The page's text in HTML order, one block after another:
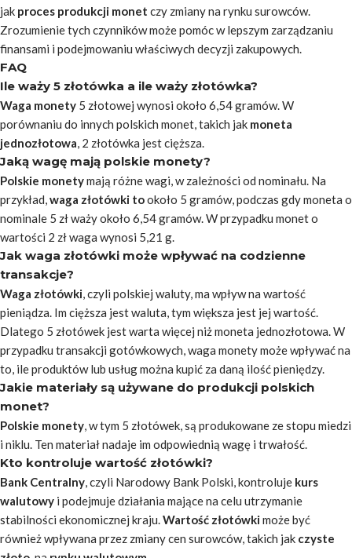
jak proces produkcji monet czy zmiany na rynku surowców.
Zrozumienie tych czynników może pomóc w lepszym zarządzaniu
finansami i podejmowaniu właściwych decyzji zakupowych.
FAQ
Ile waży 5 złotówka a ile waży złotówka?
Waga monety 5 złotowej wynosi około 6,54 gramów. W
porównaniu do innych polskich monet, takich jak moneta
jednozłotowa, 2 złotówka jest cięższa.
Jaką wagę mają polskie monety?
Polskie monetymają różne wagi, w zależności od nominału. Na
przykład,waga złotówki tookoło 5 gramów, podczas gdy moneta o
nominale 5 zł waży około 6,54 gramów. W przypadku monet o
wartości 2 zł waga wynosi 5,21 g.
Jak waga złotówki może wpływać na codzienne
transakcje?
Waga złotówki, czyli polskiej waluty, ma wpływ na wartość
pieniądza. Im cięższa jest waluta, tym większa jest jej wartość.
Dlatego 5 złotówek jest warta więcej niż moneta jednozłotowa. W
przypadku transakcji gotówkowych, waga monety może wpływać na
to, ile produktów lub usług można kupić za daną ilość pieniędzy.
Jakie materiały są używane do produkcji polskich
monet?
Polskie monety, w tym 5 złotówek, są produkowane ze stopu miedzi
i niklu. Ten materiał nadaje im odpowiednią wagę i trwałość.
Kto kontroluje wartość złotówki?
Bank Centralny, czyli Narodowy Bank Polski, kontroluje kurs
walutowy i podejmuje działania mające na celu utrzymanie
stabilności ekonomicznej kraju.Wartość złotówkimoże być
również wpływana przez zmiany cen surowców, takich jak czyste